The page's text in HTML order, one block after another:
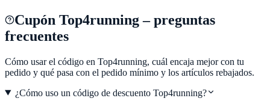
Cupón Top4running– preguntas
frecuentes
Cómo usar el código en Top4running, cuál encaja mejor con tu
pedido y qué pasa con el pedido mínimo y los artículos rebajados.
¿Cómo uso un código de descuento Top4running?